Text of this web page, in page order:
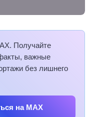
Получайте
важные
без лишнего
на MAX